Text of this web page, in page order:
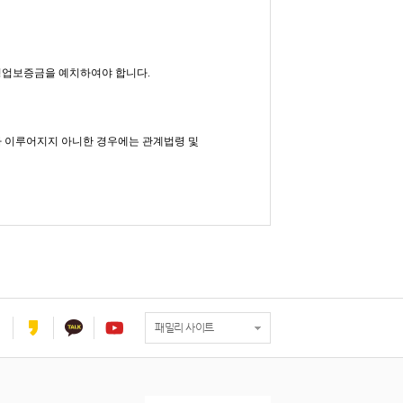
보증금을 예치하여야 합니다.
루어지지 아니한 경우에는 관계법령 및
패밀리 사이트